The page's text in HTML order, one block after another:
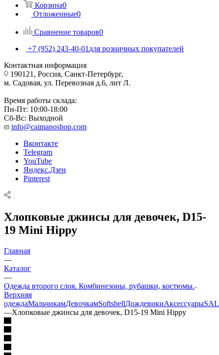
Корзина0
Отложенные0
Сравнение товаров0
+7 (952) 243-40-01 для розничных покупателей
Контактная информация
190121, Россия, Санкт-Петербург,
м. Садовая, ул. Перевозная д.6, лит Л.
Время работы склада:
Пн-Пт: 10:00-18:00
Сб-Вс: Выходной
info@caimanoshop.com
Вконтакте
Telegram
YouTube
Яндекс.Дзен
Pinterest
Хлопковые джинсы для девочек, D15-
19 Mini Hippy
Главная
—
Каталог
—
Одежда второго слоя. Комбинезоны, рубашки, костюмы.
Верхняя
одеждаМальчикамДевочкамSoftshellДождевикиАксессуары
—Хлопковые джинсы для девочек, D15-19 Mini Hippy